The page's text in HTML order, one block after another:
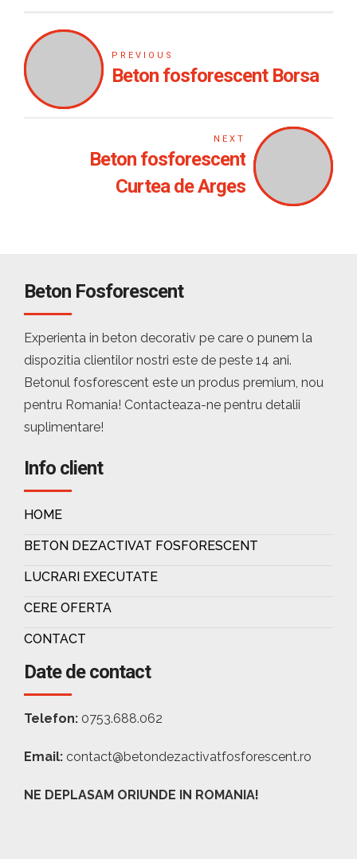
PREVIOUS
Beton fosforescent Borsa
NEXT
Beton fosforescent
Curtea de Arges
Beton Fosforescent
Experienta in beton decorativ pe care o punem la
dispozitia clientilor nostri este de peste 14 ani.
Betonul fosforescent este un produs premium, nou
pentru Romania! Contacteaza-ne pentru detalii
suplimentare!
Info client
HOME
BETON DEZACTIVAT FOSFORESCENT
LUCRARI EXECUTATE
CERE OFERTA
CONTACT
Date de contact
Telefon: 0753.688.062
Email: contact@betondezactivatfosforescent.ro
NE DEPLASAM ORIUNDE IN ROMANIA!